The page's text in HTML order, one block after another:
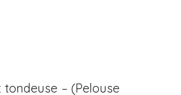
tondeuse – (Pelouse